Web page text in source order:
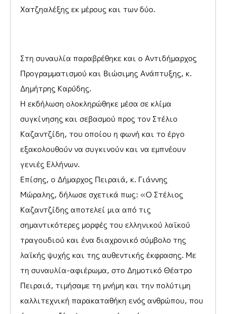
Χατζηαλέξης εκ μέρους και των δύο.
Στη συναυλία παραβρέθηκε και ο Αντιδήμαρχος
Προγραμματισμού και Βιώσιμης Ανάπτυξης, κ.
Δημήτρης Καρύδης.
Η εκδήλωση ολοκληρώθηκε μέσα σε κλίμα
συγκίνησης και σεβασμού προς τον Στέλιο
Καζαντζίδη, του οποίου η φωνή και το έργο
εξακολουθούν να συγκινούν και να εμπνέουν
γενιές Ελλήνων.
Επίσης, ο Δήμαρχος Πειραιά, κ. Γιάννης
Μώραλης, δήλωσε σχετικά πως: «Ο Στέλιος
Καζαντζίδης αποτελεί μια από τις
σημαντικότερες μορφές του ελληνικού λαϊκού
τραγουδιού και ένα διαχρονικό σύμβολο της
λαϊκής ψυχής και της αυθεντικής έκφρασης. Με
τη συναυλία-αφιέρωμα, στο Δημοτικό Θέατρο
Πειραιά, τιμήσαμε τη μνήμη και την πολύτιμη
καλλιτεχνική παρακαταθήκη ενός ανθρώπου, που